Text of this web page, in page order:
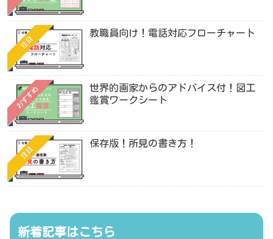
注目
教職員向け！電話対応フローチャート
おすすめ
世界的画家からのアドバイス付！図工
鑑賞ワークシート
注目
保存版！所見の書き方！
新着記事はこちら